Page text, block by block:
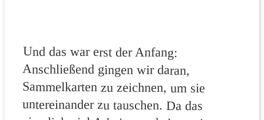
Und das war erst der Anfang:
Anschließend gingen wir daran,
Sammelkarten zu zeichnen, um sie
untereinander zu tauschen. Da das
ziemlich viel Arbeit war, haben wir es
leider versäumt, den Prozess fotografisch